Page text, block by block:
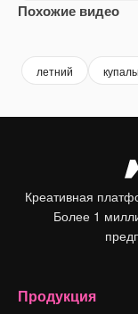
Похожие видео
летний
Креативная
Более 1
Продукция